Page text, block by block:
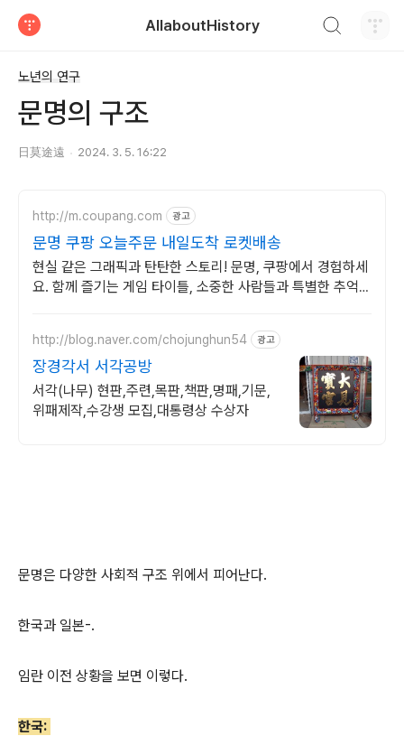
AllaboutHistory
노년의 연구
문명의 구조
日莫途遠 2024. 3. 5. 16:22
http://m.coupang.com 광고
문명 쿠팡 오늘주문 내일도착 로켓배송
현실 같은 그래픽과 탄탄한 스토리! 문명, 쿠팡에서 경험하세
요. 함께 즐기는 게임 타이틀, 소중한 사람들과 특별한 추억을
http://blog.naver.com/chojunghun54 광고
장경각서 서각공방
서각(나무) 현판,주련,목판,책판,명패,기문,
위패제작,수강생 모집,대통령상 수상자
문명은 다양한 사회적 구조 위에서 피어난다.
한국과 일본-.
임란 이전 상황을 보면 이렇다.
한국: